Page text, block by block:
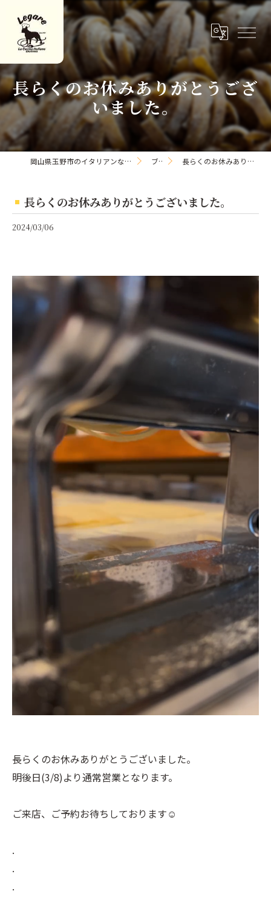
長らくのお休みありがとうござ
いました。
岡山県玉野市のイタリアンならLa Cucina Italiana Legare ブログ 長らくのお休みありがとうございました。
長らくのお休みありがとうございました。
2024/03/06
長らくのお休みありがとうございました。
明後日(3/8)より通常営業となります。
ご来店、ご予約お待ちしております☺︎
.
.
.